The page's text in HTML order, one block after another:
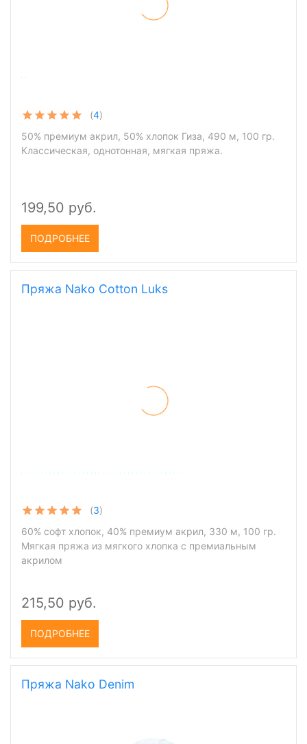
(4)
50% премиум акрил, 50% хлопок Гиза, 490 м, 100 гр.
199,50 руб.
(3)
60% софт хлопок, 40% премиум акрил, 330 м, 100 гр.
Мягкая пряжа из мягкого хлопка с премиальным
215,50 руб.